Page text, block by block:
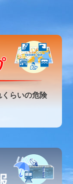
らいの危険